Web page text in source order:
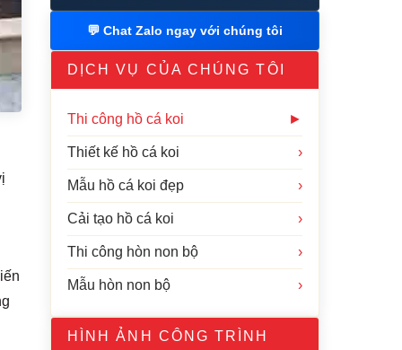
💬 Chat Zalo ngay với chúng tôi
DỊCH VỤ CỦA CHÚNG TÔI
Thi công hồ cá koi ►
Thiết kế hồ cá koi ›
Mẫu hồ cá koi đẹp ›
Cải tạo hồ cá koi ›
Thi công hòn non bộ ›
Mẫu hòn non bộ ›
HÌNH ẢNH CÔNG TRÌNH